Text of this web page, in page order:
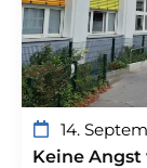
14.
Keine